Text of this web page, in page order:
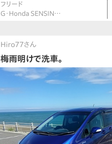
フリード
G・Honda SENSIN…
Hiro77さん
梅雨明けで洗車。